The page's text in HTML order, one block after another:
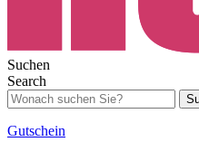
Suchen
Search
Gutschein